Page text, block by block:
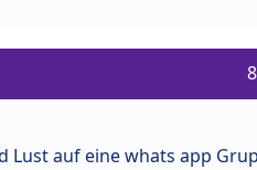
Lust auf eine whats app